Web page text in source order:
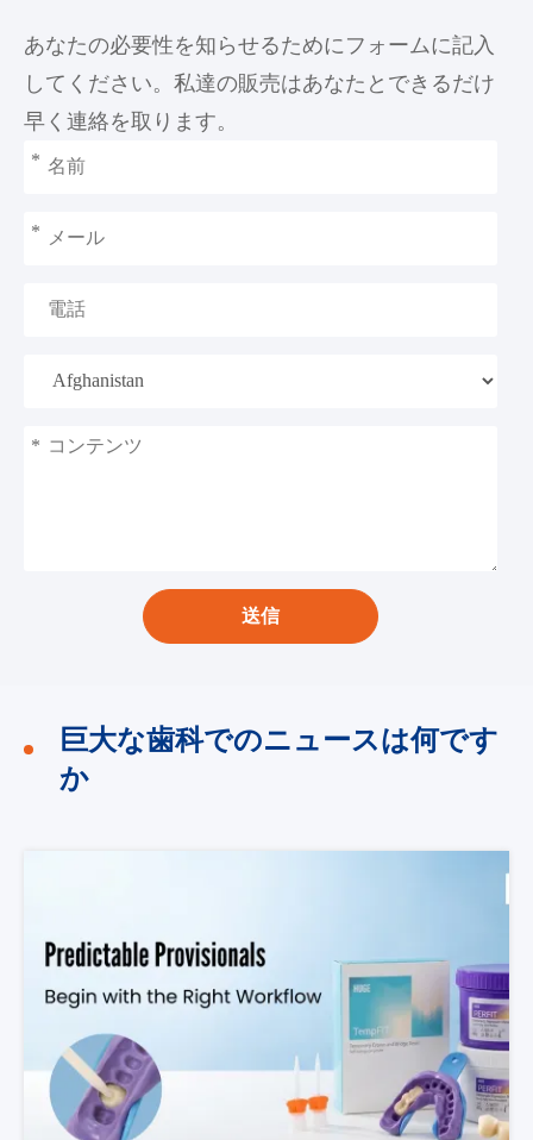
あなたの必要性を知らせるためにフォームに記入
してください。私達の販売はあなたとできるだけ
早く連絡を取ります。
*
*
*
送信
巨大な歯科でのニュースは何です
か